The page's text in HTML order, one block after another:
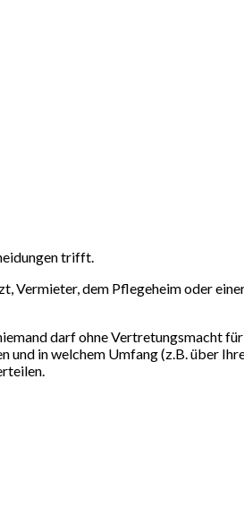
trifft.
Vermieter, dem Pflegeheim oder
darf ohne Vertretungsmacht
in welchem Umfang (z.B. über